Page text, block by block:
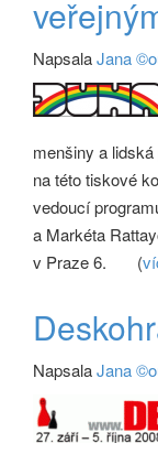
NapsalaJana
menšiny a
na této tiskové
vedoucí
a Markéta
v Praze 6.
(
NapsalaJana